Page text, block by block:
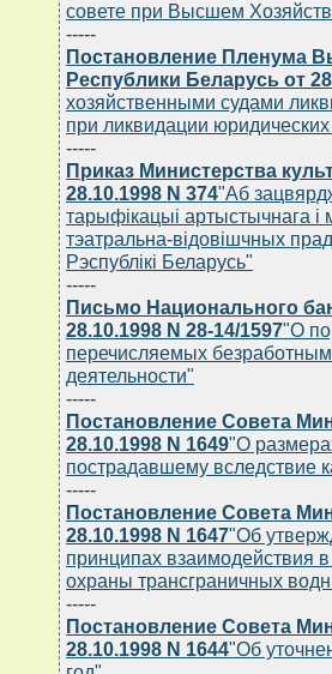
совете при Высшем
-----
Постановление Пленума
Республики Беларусь от
хозяйственными судами
при ликвидации
-----
Приказ Министерства
28.10.1998 N 374"Аб
тарыфiкацыi артыстычнага i
тэатральна-вiдовiшчных
Рэспублiкi Беларусь"
-----
Письмо Национального
28.10.1998 N 28-14/1597"О
перечисляемых
деятельности"
-----
Постановление Совета
28.10.1998 N 1649"О
пострадавшему
-----
Постановление Совета
28.10.1998 N 1647"Об
принципах взаимодействия
охраны трансграничных
-----
Постановление Совета
28.10.1998 N 1644"Об